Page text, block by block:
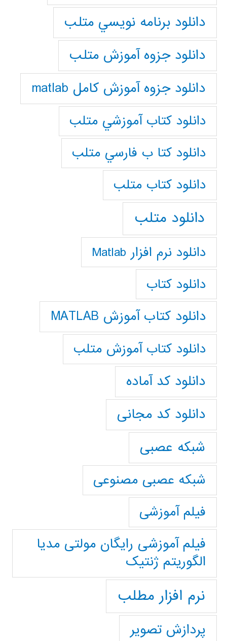
دانلود برنامه نويسي متلب
دانلود جزوه آموزش متلب
دانلود جزوه آموزش کامل matlab
دانلود كتاب آموزشي متلب
دانلود كتا ب فارسي متلب
دانلود كتاب متلب
دانلود متلب
دانلود نرم افزار Matlab
دانلود کتاب
دانلود کتاب آموزش MATLAB
دانلود کتاب آموزش متلب
دانلود کد آماده
دانلود کد مجانی
شبکه عصبی
شبکه عصبی مصنوعی
فیلم آموزشی
فیلم آموزشی رایگان مولتی مدیا
الگوریتم ژنتیک
نرم افزار مطلب
پردازش تصویر